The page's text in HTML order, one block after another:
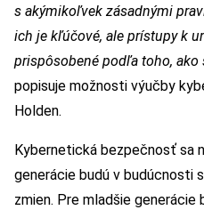
s akýmikoľvek zásadnými
ich je kľúčové, ale prístupy k
prispôsobené podľa toho, ako
popisuje možnosti výučby
Holden.
Kybernetická bezpečnosť sa
generácie budú v budúcnosti
zmien. Pre mladšie generácie